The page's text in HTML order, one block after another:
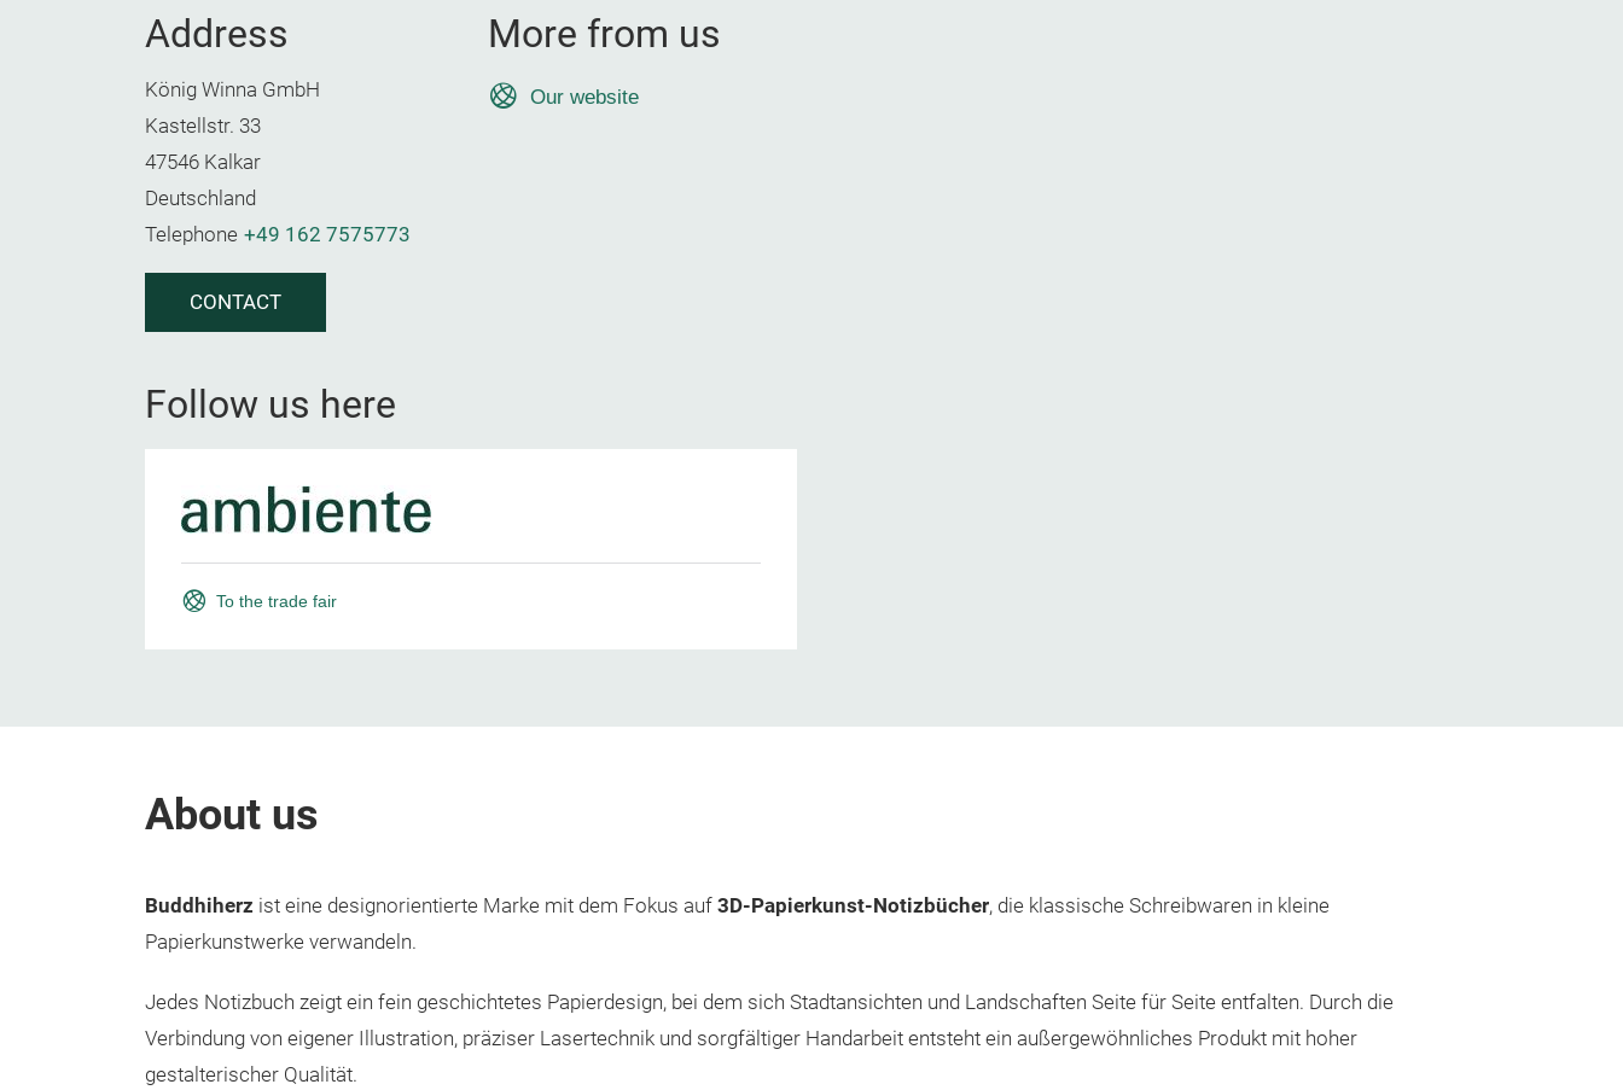
Address
König Winna GmbH
Kastellstr. 33
47546 Kalkar
Deutschland
Telephone +49 162 7575773
CONTACT
More from us
Our website
Follow us here
To the trade fair
About us
Buddhiherz ist eine designorientierte Marke mit dem Fokus auf 3D-Papierkunst-Notizbücher, die klassische Schreibwaren in kleine
Papierkunstwerke verwandeln.
Jedes Notizbuch zeigt ein fein geschichtetes Papierdesign, bei dem sich Stadtansichten und Landschaften Seite für Seite entfalten. Durch die
Verbindung von eigener Illustration, präziser Lasertechnik und sorgfältiger Handarbeit entsteht ein außergewöhnliches Produkt mit hoher
gestalterischer Qualität.